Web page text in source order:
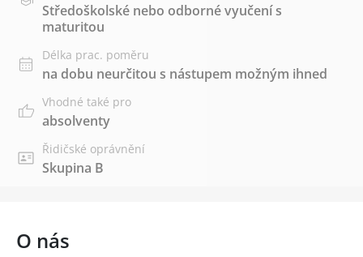
Středoškolské nebo odborné vyučení s
maturitou
Délka prac. poměru
na dobu neurčitou s nástupem možným ihned
Vhodné také pro
absolventy
Řidičské oprávnění
Skupina B
O nás